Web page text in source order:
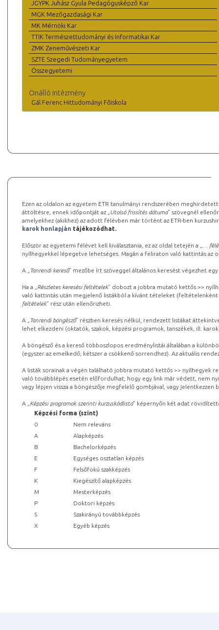
JGYPK Juhász Gyula Pedagógusképző Kar
MGK Mezőgazdasági Kar
MK Mérnöki Kar
TTIK Természettudományi és Informatikai Kar
ZMK Zeneművészeti Kar
SZTE Szegedi Tudományegyetem
Összegyetemi
Önálló intézmény
Gál Ferenc Hittudományi Főiskola
Ezen az oldalon az egyetem ETR tanulmányi rendszerében
áttöltésre, ennek időpontját az „ Utolsó frissítés dátuma” szövegnél
amelyekhez (akikhez) az adott félévben már történt az ETR-ben
karok honlapján tájékozódhat.
Először az egyetemi félévet kell kiválasztania, ez az oldal tetején a „
…
nyílhegyekkel lépegetve lehetséges. Magán a feliraton való kattintás az
A „ Tanrendi kereső” mezőbe írt szöveggel általános keresést végezhet
Ha a „ Részletes keresési feltételek” dobozt a jobbra mutató kettős >>
való kattintás után megjelenő listákból a kívánt tételeket (feltételenként
feltételek” rész után ellenőrizheti.
A „ Tanrendi böngésző” részben keresés nélkül, rendezett listákat
lehet elkezdeni (oktatók, szakok, képzési programok, tanszékek, ill.
A böngésző és a kereső többoszlopos eredménylistái általában a
(egyszer az emelkedő, kétszer a csökkenő sorrendhez). Az aktuális
A listák sorainak a végén található jobbra mutató kettős >> nyílhegyek
való továbblépés esetén előfordulhat, hogy egy link már védett, nem
vagy lépjen vissza a böngészője megfelelő gombjával, vagy
A „ Képzési programok szerinti kurzuskódlista” képernyőn két adat
Képzési forma (szint)
0
Nem releváns
A
Alapképzés
B
Bachelorképzés
E
Egységes osztatlan képzés
F
Felsőfokú szakképzés
K
Kiegészítő alapképzés
M
Mesterképzés
P
Doktori képzés
S
Szakirányú továbbképzés
X
Egyéb képzés